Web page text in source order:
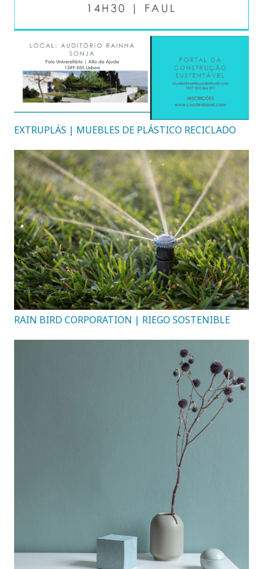
EXTRUPLÁS | MUEBLES DE PLÁSTICO RECICLADO
RAIN BIRD CORPORATION | RIEGO SOSTENIBLE